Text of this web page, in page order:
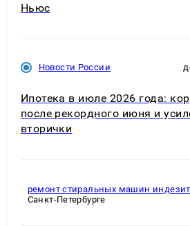
Ньюс
Новости России
Ипотека в июле 2026 года:
после рекордного июня и
вторички
ремонт стиральных машин
Санкт-Петербурге